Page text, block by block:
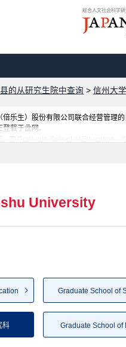
総合人文社会科学
的从研究生院中查询 > 信州大学
乐生）股份有限公司联合经营管理
载于此网。
。有Graduate School of Education
University
科 Graduate School of